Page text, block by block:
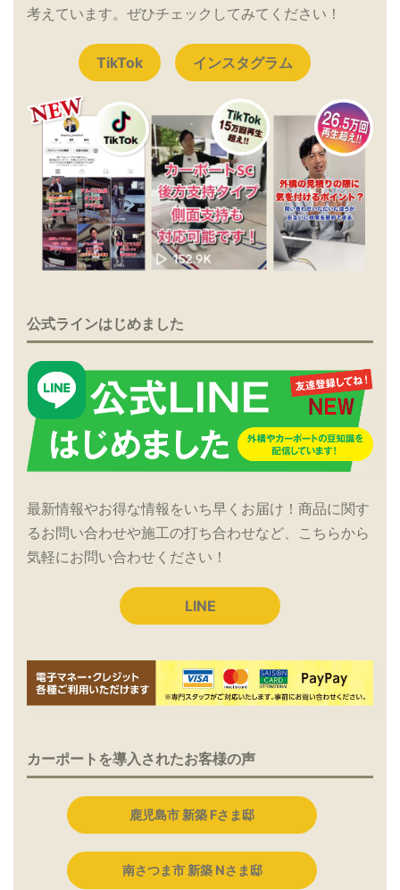
考えています。ぜひチェックしてみてください！
TikTok インスタグラム
公式ラインはじめました
最新情報やお得な情報をいち早くお届け！商品に関す
るお問い合わせや施工の打ち合わせなど、こちらから
気軽にお問い合わせください！
LINE
カーポートを導入されたお客様の声
鹿児島市 新築 Fさま邸
南さつま市 新築 Nさま邸